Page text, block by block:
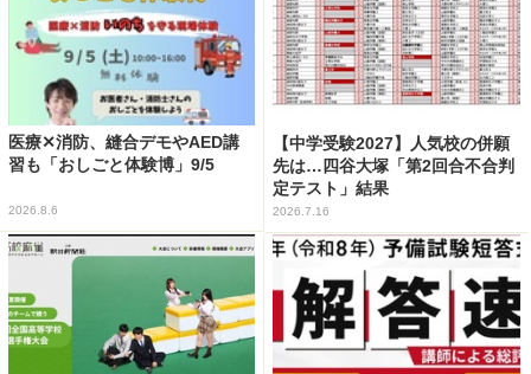
医療✕消防、縫合デモやAED講
習も「おしごと体験博」9/5
2026.8.6
【中学受験2027】人気校の併願
先は…四谷大塚「第2回合不合判
定テスト」結果
2026.7.16